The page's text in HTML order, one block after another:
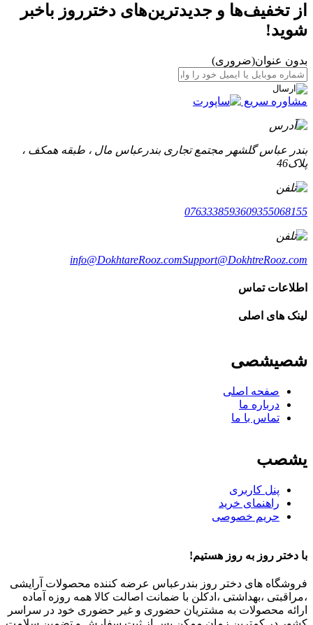
از تخفیف‌ها و جدیدترین‌های دخترروز باخبر
شوید!
بدون عنوان(ضروری)
مشاوره سریع
بندر عباس گلشهر مجتمع تجاری بندرعباس مال ، طبقه همکف ،
پلاک46
0763338593609355068155
info@DokhtareRooz.comSupport@DokhtreRooz.com
اطلاعات تماس
لینک های اصلی
شصیشصی
صفحه اصلی
درباره ما
تماس با ما
یشصب
پنل کاربری
راهنمای خرید
حریم خصوصی
با دختر روز به روز هستیم!
فروشگاه های دختر روز بندرعباس عرضه کننده محصولات آرایشی
،مراقبتی ،بهداشتی ،ادکلن با ضمانت اصالت کالا همه روزه آماده
ارائه محصولات به مشتریان حضوری و غیر حضوری خود در سراسر